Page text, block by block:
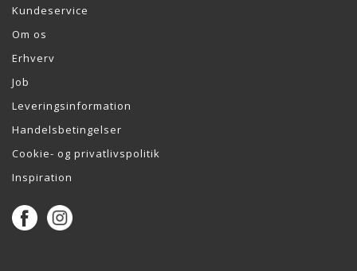
Kundeservice
Om os
Erhverv
Job
Leveringsinformation
Handelsbetingelser
Cookie- og privatlivspolitik
Inspiration